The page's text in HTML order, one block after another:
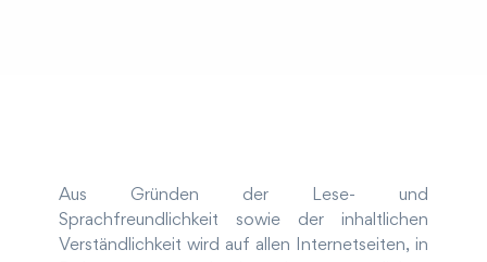
Aus Gründen der Lese- und
Sprachfreundlichkeit sowie der inhaltlichen
Verständlichkeit wird auf allen Internetseiten, in